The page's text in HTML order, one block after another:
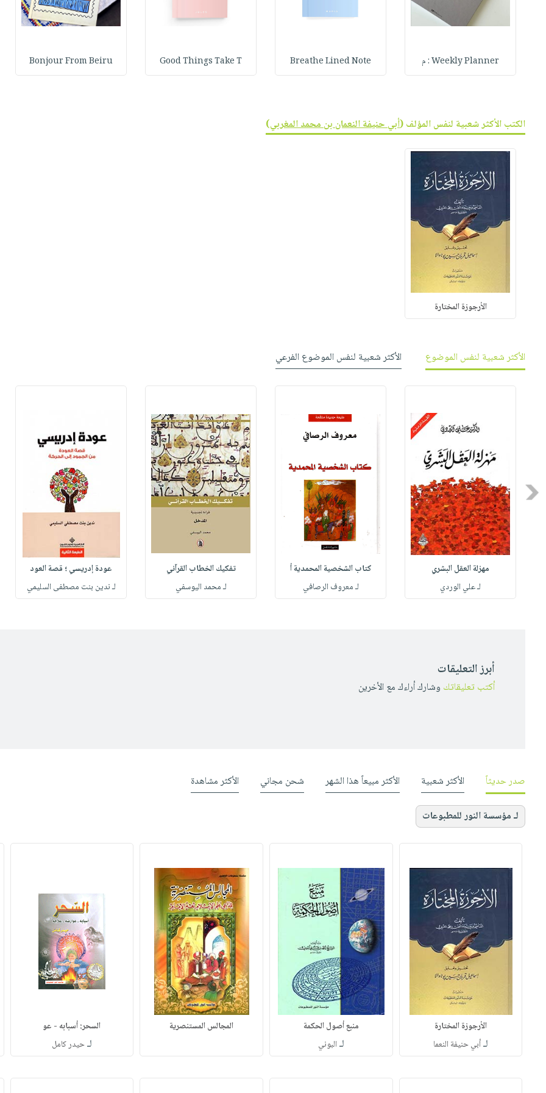
Weekly Planner : م Breathe Lined Note
Good Things Take T
Bonjour From Beiru
الكتب الأكثر شعبية لنفس المؤلف (أبي حنيفة النعمان بن محمد المغربي)
الأرجوزة المختارة
الأكثر شعبية لنفس الموضوع الأكثر شعبية لنفس الموضوع الفرعي
Previous
مهزلة العقل البشري
لـ علي الوردي
كتاب الشخصية المحمدية أ
لـ معروف الرصافي
تفكيك الخطاب القرآني
لـ محمد اليوسفي
عودة إدريسي ؛ قصة العود
لـ ندين بنت مصطفى السليمي
أبرز التعليقات
أكتب تعليقاتك وشارك أراءك مع الأخرين
صدر حديثاً الأكثر شعبية الأكثر مبيعاً هذا الشهر شحن مجاني الأكثر مشاهدة
لـ مؤسسة النور للمطبوعات
الأرجوزة المختارة
لـأبي حنيفة النعما
منبع أصول الحكمة
لـ البوني
المجالس المستنصرية السحر: أسبابه - عو
لـحيدر كامل